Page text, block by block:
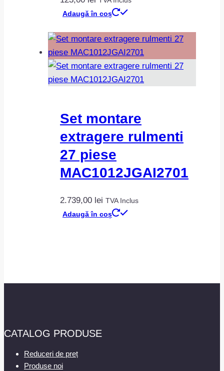
Adaugă în coș
Set montare
extragere rulmenti
27 piese
MAC1012JGAI2701
2.739,00 lei TVA Inclus
Adaugă în coș
CATALOG PRODUSE
Reduceri de preț
Produse noi